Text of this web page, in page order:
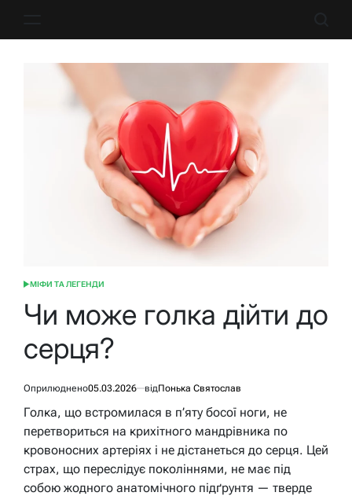
ОПУБЛІКУВАТИ
МІФИ ТА ЛЕГЕНДИ
Чи може голка дійти до
серця?
Оприлюднено05.03.2026 відПонька Святослав
Голка, що встромилася в п’яту босої ноги, не
перетвориться на крихітного мандрівника по
кровоносних артеріях і не дістанеться до серця. Цей
страх, що переслідує поколіннями, не має під
собою жодного анатомічного підґрунтя — тверде